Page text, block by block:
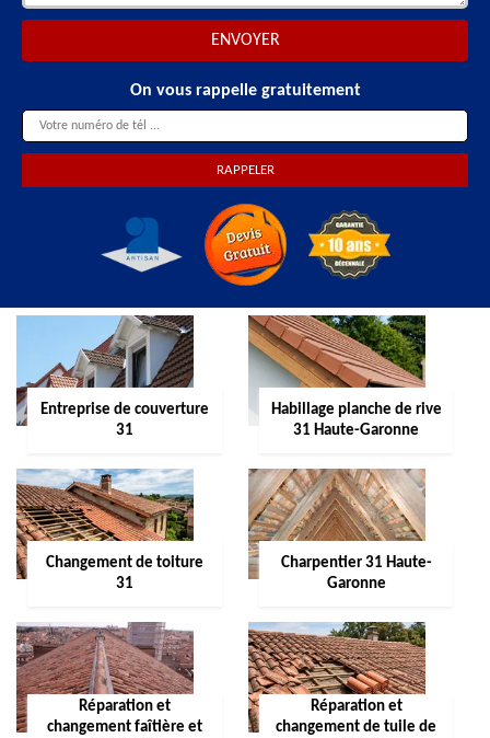
On vous rappelle gratuitement
Entreprise de couverture
31
Habillage planche de rive
31 Haute-Garonne
Changement de toiture
31
Charpentier 31 Haute-
Garonne
Réparation et
changement faîtière et
Réparation et
changement de tuile de